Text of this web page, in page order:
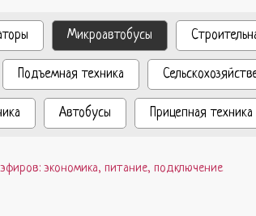
Микроавтобусы
Подъемная техника
Автобусы Прицепная техника
экономика, питание, подключение